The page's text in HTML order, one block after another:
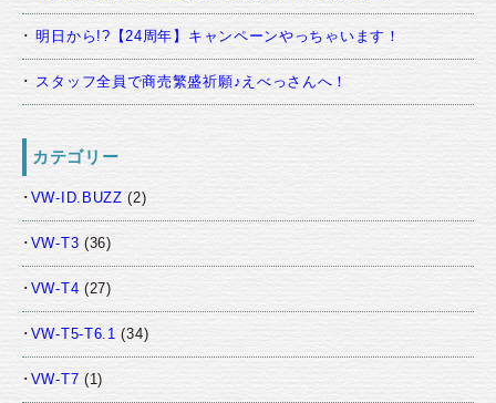
明日から!?【24周年】キャンペーンやっちゃいます！
スタッフ全員で商売繁盛祈願♪えべっさんへ！
カテゴリー
VW-ID.BUZZ (2)
VW-T3 (36)
VW-T4 (27)
VW-T5-T6.1 (34)
VW-T7 (1)